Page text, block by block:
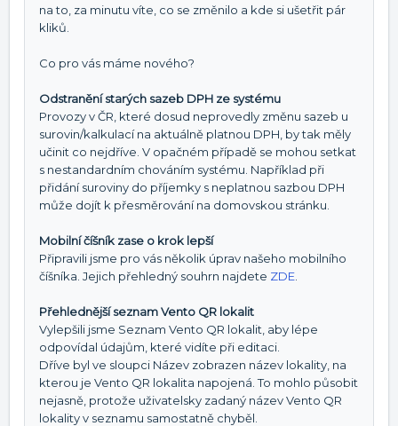
na to, za minutu víte, co se změnilo a kde si ušetřit pár
kliků.
Co pro vás máme nového?
Odstranění starých sazeb DPH ze systému
Provozy v ČR, které dosud neprovedly změnu sazeb u
surovin/kalkulací na aktuálně platnou DPH, by tak měly
učinit co nejdříve. V opačném případě se mohou setkat
s nestandardním chováním systému. Například při
přidání suroviny do příjemky s neplatnou sazbou DPH
může dojít k přesměrování na domovskou stránku.
Mobilní číšník zase o krok lepší
Připravili jsme pro vás několik úprav našeho mobilního
číšníka. Jejich přehledný souhrn najdete ZDE
Přehlednější seznam Vento QR lokalit
Vylepšili jsme Seznam Vento QR lokalit, aby lépe
odpovídal údajům, které vidíte při editaci.
Dříve byl ve sloupci Název zobrazen název lokality, na
kterou je Vento QR lokalita napojená. To mohlo působit
nejasně, protože uživatelsky zadaný název Vento QR
lokality v seznamu samostatně chyběl.